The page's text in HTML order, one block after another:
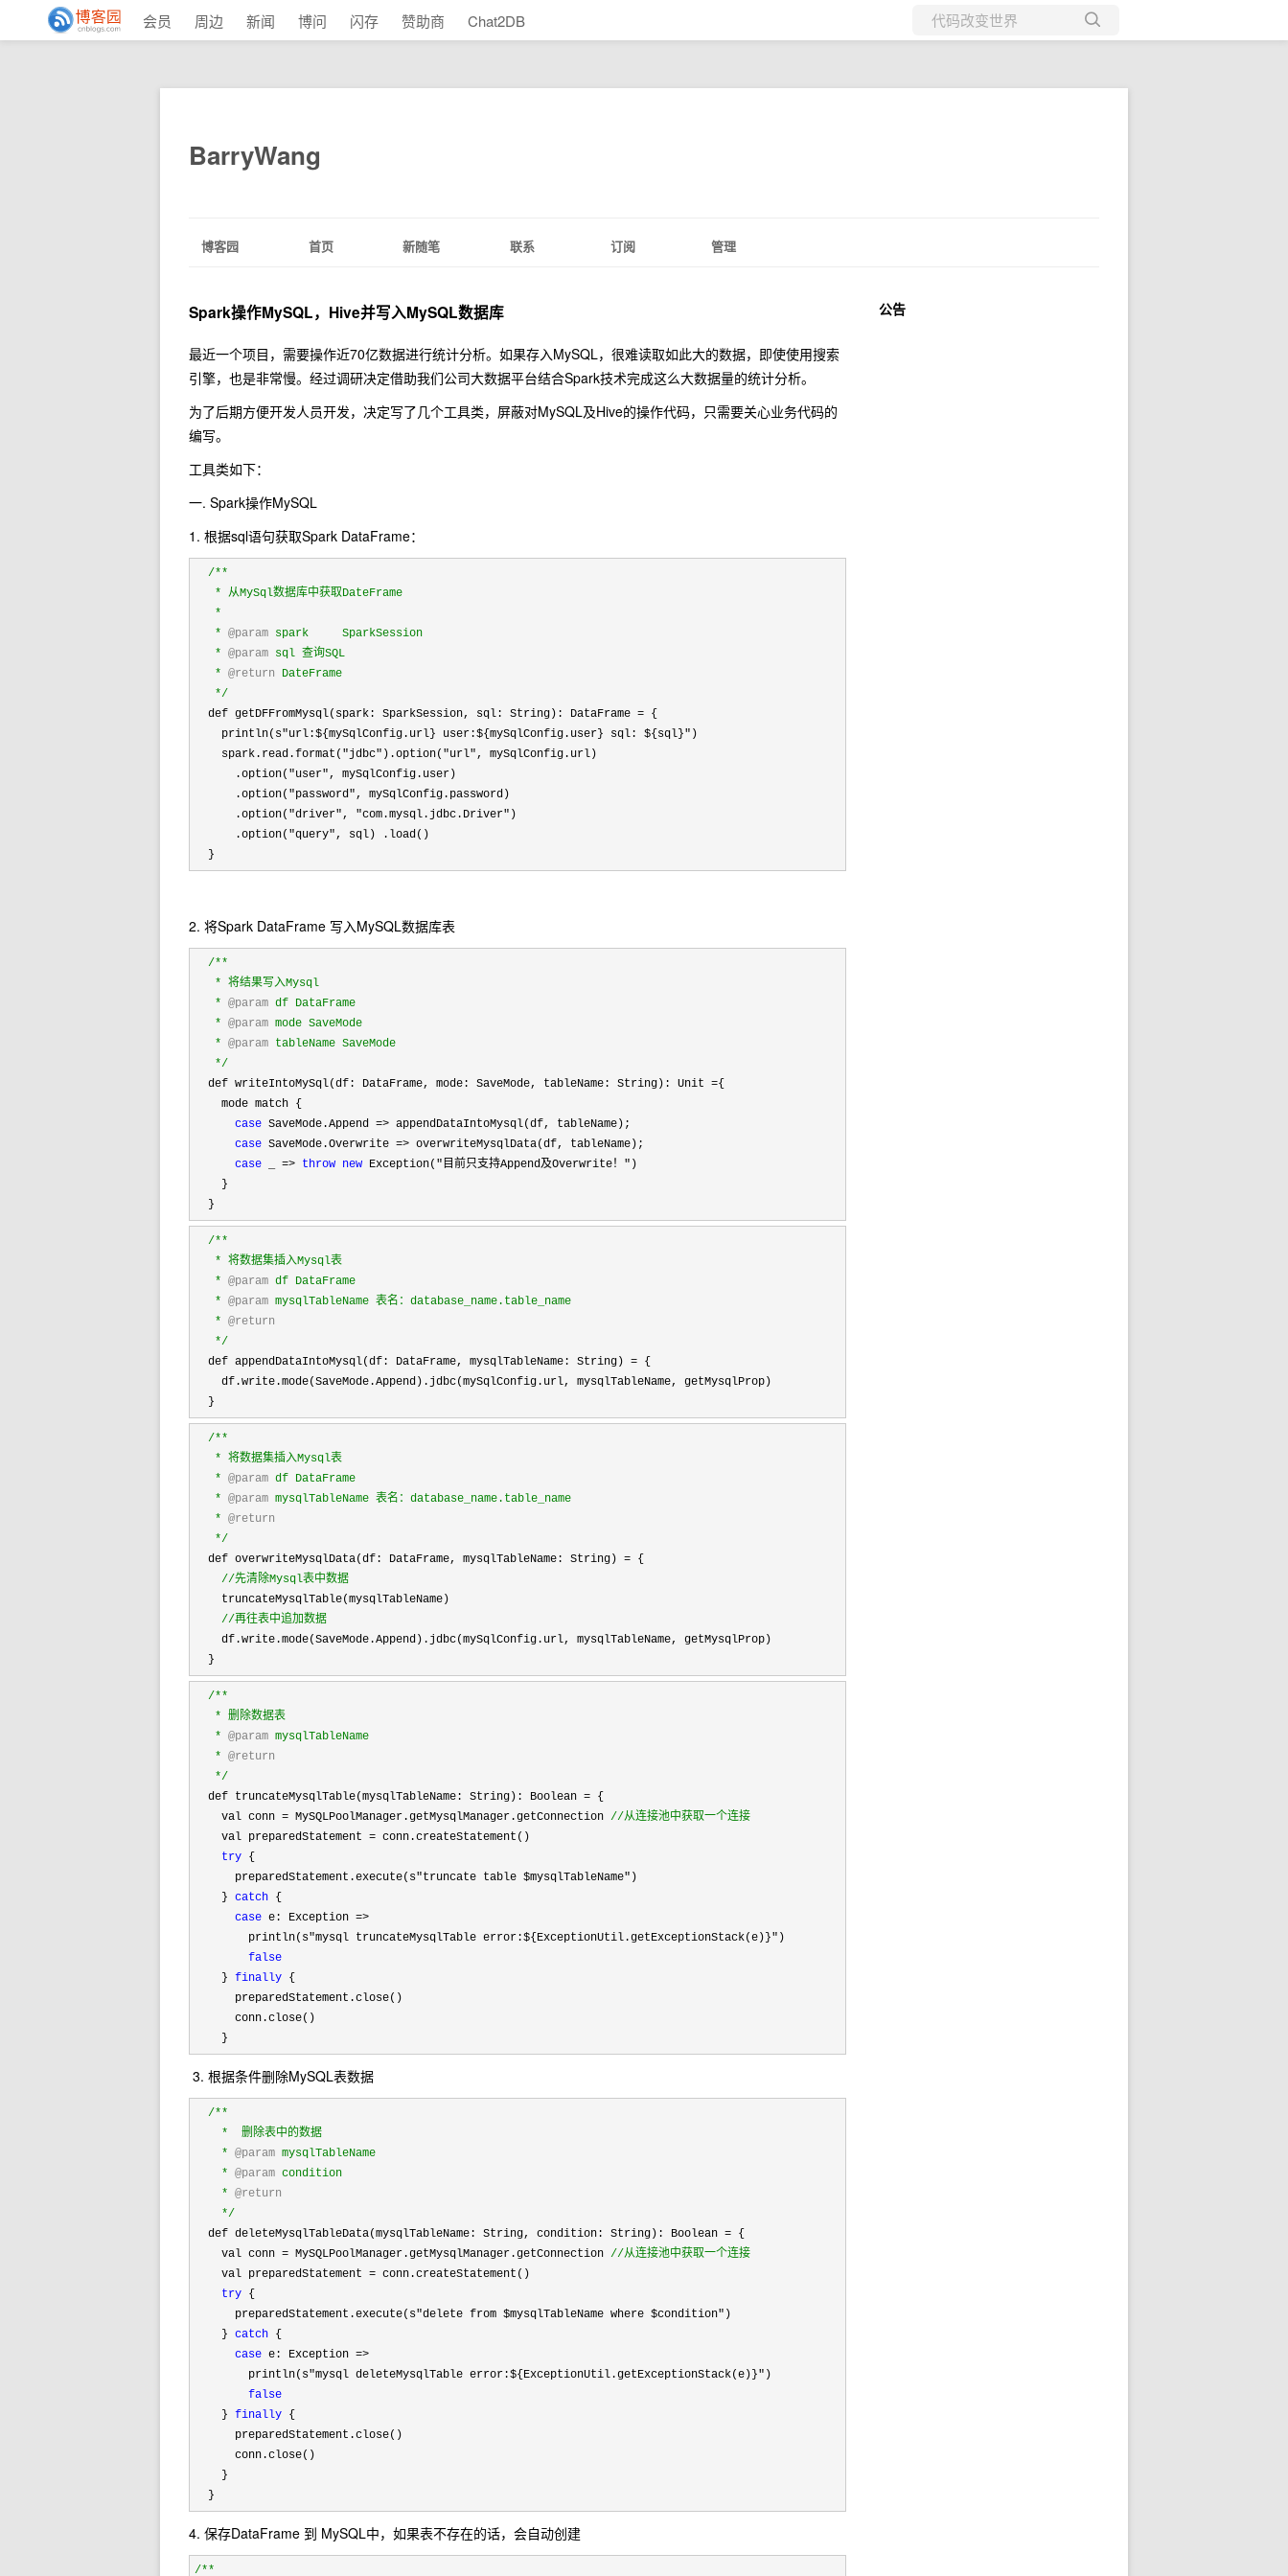
会员 周边 新闻 博问 闪存 赞助商 Chat2DB
当前博客
BarryWang
博客园 首页 新随笔 联系 订阅 管理
Spark操作MySQL，Hive并写入MySQL数据库
最近一个项目，需要操作近70亿数据进行统计分析。如果存入MySQL，很难读取如此大的数据，即使使用搜索
引擎，也是非常慢。经过调研决定借助我们公司大数据平台结合Spark技术完成这么大数据量的统计分析。
为了后期方便开发人员开发，决定写了几个工具类，屏蔽对MySQL及Hive的操作代码，只需要关心业务代码的
编写。
工具类如下：
一. Spark操作MySQL
1. 根据sql语句获取Spark DataFrame：
/**
   * 从MySql数据库中获取DateFrame
   *
   *
@param spark     SparkSession
   *
@param sql 查询SQL
   *
@return DateFrame
*/
  def getDFFromMysql(spark: SparkSession, sql: String): DataFrame
= {
    println(s
"url:${mySqlConfig.url} user:${mySqlConfig.user} sql: ${sql}" )
    spark.read.format(
"jdbc").option("url", mySqlConfig.url)
      .option(
"user", mySqlConfig.user)
      .option(
"password", mySqlConfig.password)
      .option(
"driver", "com.mysql.jdbc.Driver" )
      .option(
"query", sql) .load()
  }
2. 将Spark DataFrame 写入MySQL数据库表
/**
   * 将结果写入Mysql
   *
@param df DataFrame
   *
@param mode SaveMode
   *
@param tableName SaveMode
*/
  def writeIntoMySql(df: DataFrame, mode: SaveMode, tableName: String): Unit
={
    mode match {
case SaveMode.Append => appendDataIntoMysql(df, tableName);
case SaveMode.Overwrite => overwriteMysqlData(df, tableName);
case _ => throw new Exception("目前只支持Append及Overwrite！" )
    }
  }
/**
   * 将数据集插入Mysql表
   *
@param df DataFrame
   *
@param mysqlTableName 表名：database_name.table_name
   *
@return
*/
  def appendDataIntoMysql(df: DataFrame, mysqlTableName: String)
= {
    df.write.mode(SaveMode.Append).jdbc(mySqlConfig.url, mysqlTableName, getMysqlProp)
  }
/**
   * 将数据集插入Mysql表
   *
@param df DataFrame
   *
@param mysqlTableName 表名：database_name.table_name
   *
@return
*/
  def overwriteMysqlData(df: DataFrame, mysqlTableName: String)
= {
//先清除Mysql表中数据
    truncateMysqlTable(mysqlTableName)
//再往表中追加数据
    df.write.mode(SaveMode.Append).jdbc(mySqlConfig.url, mysqlTableName, getMysqlProp)
  }
/**
   * 删除数据表
   *
@param mysqlTableName
   *
@return
*/
  def truncateMysqlTable(mysqlTableName: String): Boolean
= {
    val conn
= MySQLPoolManager.getMysqlManager.getConnection //从连接池中获取一个连接
    val preparedStatement =
conn.createStatement()
try {
      preparedStatement.execute(s
"truncate table $mysqlTableName" )
    }
catch {
case e: Exception =>
        println(s
"mysql truncateMysqlTable error:${ExceptionUtil.getExceptionStack(e)}" )
false
    }
finally {
      preparedStatement.close()
      conn.close()
    }
3. 根据条件删除MySQL表数据
/**
    *  删除表中的数据
    *
@param mysqlTableName
    *
@param condition
    *
@return
*/
  def deleteMysqlTableData(mysqlTableName: String, condition: String): Boolean
= {
    val conn
= MySQLPoolManager.getMysqlManager.getConnection //从连接池中获取一个连接
    val preparedStatement =
conn.createStatement()
try {
      preparedStatement.execute(s
"delete from $mysqlTableName where $condition" )
    }
catch {
case e: Exception =>
        println(s
"mysql deleteMysqlTable error:${ExceptionUtil.getExceptionStack(e)}" )
false
    }
finally {
      preparedStatement.close()
      conn.close()
    }
  }
4. 保存DataFrame 到 MySQL中，如果表不存在的话，会自动创建
/**
公告